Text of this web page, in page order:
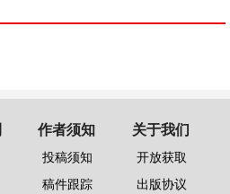
作者须知
投稿须知
稿件跟踪
关于我们
开放获取
出版协议